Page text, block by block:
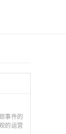
事件的
的运营